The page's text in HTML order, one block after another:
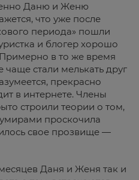
Даню и Женю
что уже после
периода» пошли
и блогер хорошо
Примерно в то же время
стали мелькать друг
прекрасно
в интернете. Члены
строили теории о том,
проскочила
свое прозвище —
Даня и Женя так и